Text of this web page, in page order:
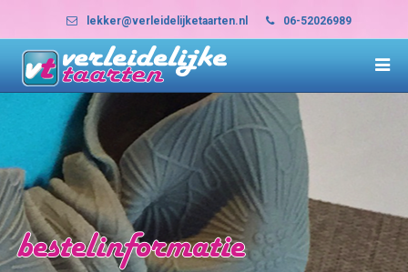
lekker@verleidelijketaarten.nl 06-52026989
bestelinformatie